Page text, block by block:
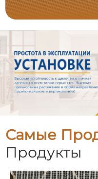
Самые
Продукты